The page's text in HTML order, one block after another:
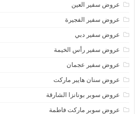
عروض سفير العين
عروض سفير الفجيرة
عروض سفير دبي
عروض سفير رأس الخيمة
عروض سفير عجمان
عروض سنان هايبر ماركت
عروض سوبر بونانزا الشارقة
عروض سوبر ماركت فاطمة